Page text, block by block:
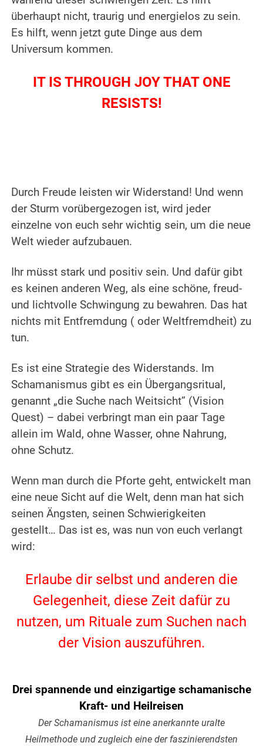
überhaupt nicht, traurig und energielos zu sein.
Es hilft, wenn jetzt gute Dinge aus dem
Universum kommen.
IT IS THROUGH JOY THAT ONE
RESISTS!
Durch Freude leisten wir Widerstand! Und wenn
der Sturm vorübergezogen ist, wird jeder
einzelne von euch sehr wichtig sein, um die neue
Welt wieder aufzubauen.
Ihr müsst stark und positiv sein. Und dafür gibt
es keinen anderen Weg, als eine schöne, freud-
und lichtvolle Schwingung zu bewahren. Das hat
nichts mit Entfremdung ( oder Weltfremdheit) zu
tun.
Es ist eine Strategie des Widerstands. Im
Schamanismus gibt es ein Übergangsritual,
genannt „die Suche nach Weitsicht” (Vision
Quest) – dabei verbringt man ein paar Tage
allein im Wald, ohne Wasser, ohne Nahrung,
ohne Schutz.
Wenn man durch die Pforte geht, entwickelt man
eine neue Sicht auf die Welt, denn man hat sich
seinen Ängsten, seinen Schwierigkeiten
gestellt… Das ist es, was nun von euch verlangt
wird:
Erlaube dir selbst und anderen die
Gelegenheit, diese Zeit dafür zu
nutzen, um Rituale zum Suchen nach
der Vision auszuführen.
Drei spannende und einzigartige schamanische
Kraft- und Heilreisen
Der Schamanismus ist eine anerkannte uralte
Heilmethode und zugleich eine der faszinierendsten